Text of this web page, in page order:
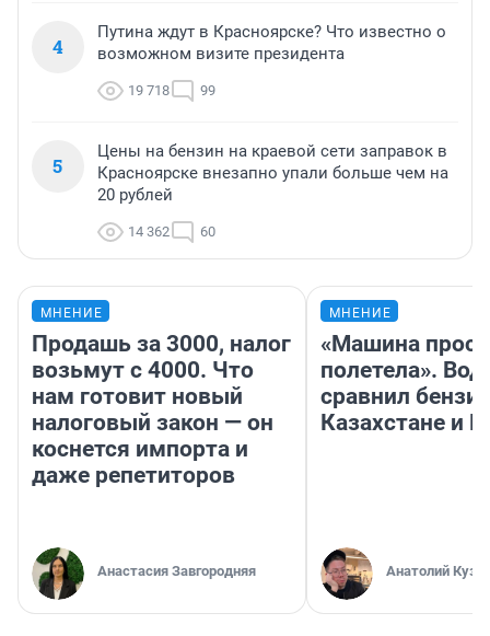
4
Путина ждут в Красноярске? Что известно о
возможном визите президента
19 718 99
5
Цены на бензин на краевой сети заправок в
Красноярске внезапно упали больше чем на
20 рублей
14 362 60
МНЕНИЕ
Продашь за 3000, налог
возьмут с 4000. Что
нам готовит новый
налоговый закон — он
коснется импорта и
даже репетиторов
Анастасия Завгородняя
МНЕНИЕ
«Машина
полетела».
сравнил
Казахстане и
Анатолий